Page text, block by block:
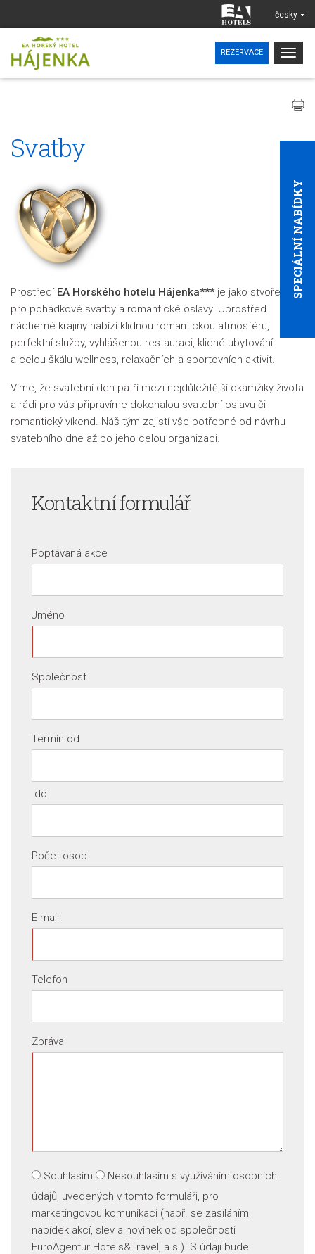
česky
REZERVACE
SPECIÁLNÍ NABÍDKY
Svatby
Prostředí EA Horského hotelu Hájenka*** je jako stvořené
pro pohádkové svatby a romantické oslavy. Uprostřed
nádherné krajiny nabízí klidnou romantickou atmosféru,
perfektní služby, vyhlášenou restauraci, klidné ubytování
a celou škálu wellness, relaxačních a sportovních aktivit.
Víme, že svatební den patří mezi nejdůležitější okamžiky života
a rádi pro vás připravíme dokonalou svatební oslavu či
romantický víkend. Náš tým zajistí vše potřebné od návrhu
svatebního dne až po jeho celou organizaci.
Kontaktní formulář
Poptávaná akce
Jméno
Společnost
Termín od
do
Počet osob
E-mail
Telefon
Zpráva
Souhlasím Nesouhlasím s využíváním osobních
údajů, uvedených v tomto formuláři, pro
marketingovou komunikaci (např. se zasíláním
nabídek akcí, slev a novinek od společnosti
EuroAgentur Hotels&Travel, a.s.). S údaji bude